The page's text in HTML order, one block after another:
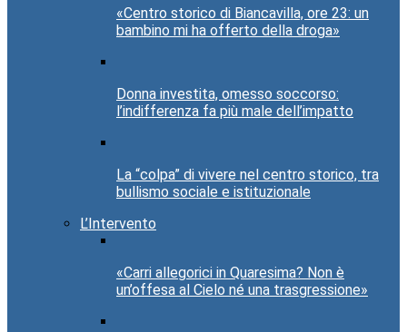
«Centro storico di Biancavilla, ore 23: un
bambino mi ha offerto della droga»
Donna investita, omesso soccorso:
l’indifferenza fa più male dell’impatto
La “colpa” di vivere nel centro storico, tra
bullismo sociale e istituzionale
L’Intervento
«Carri allegorici in Quaresima? Non è
un’offesa al Cielo né una trasgressione»